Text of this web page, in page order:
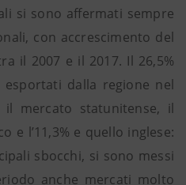
si sono affermati sempre
con accrescimento del
il 2007 e il 2017. Il 26,5%
dalla regione nel
mercato statunitense, il
e l’11,3% e quello inglese:
sbocchi, si sono messi
anche mercati molto